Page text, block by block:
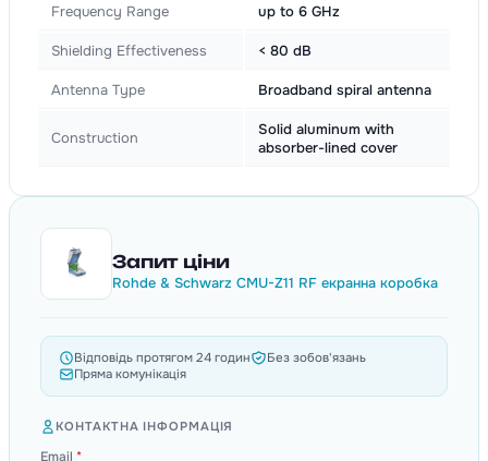
Frequency Range up to 6 GHz
Shielding Effectiveness < 80 dB
Antenna Type Broadband spiral antenna
Construction
Solid aluminum with
absorber-lined cover
Запит ціни
Rohde & Schwarz CMU-Z11 RF екранна коробка
Відповідь протягом 24 годин
Без зобов'язань
Пряма комунікація
КОНТАКТНА ІНФОРМАЦІЯ
Email *